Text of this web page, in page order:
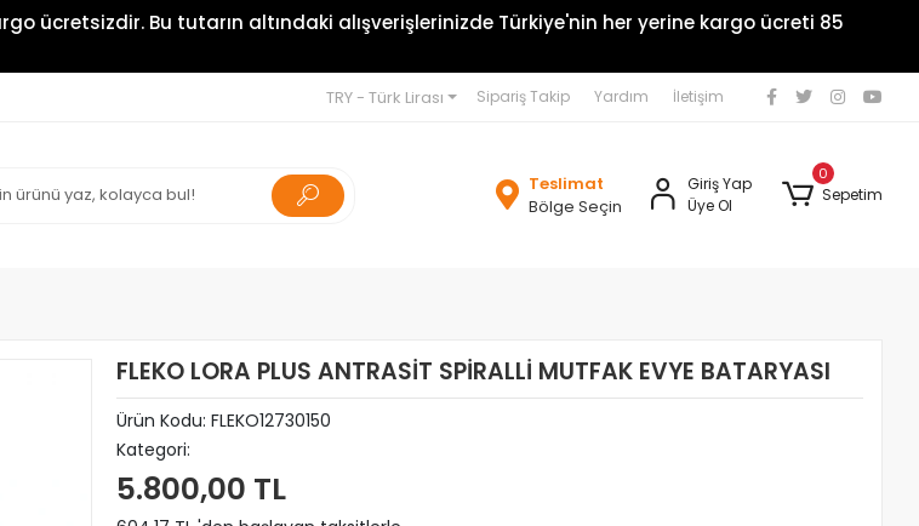
ücretsizdir. Bu tutarın altındaki alışverişlerinizde Türkiye'nin her yerine kargo ücreti 85
TRY - Türk Lirası Sipariş Takip Yardım İletişim
Teslimat
Bölge Seçin
Giriş Yap
Üye Ol
0
Sepetim
FLEKO LORA PLUS ANTRASİT SPİRALLİ MUTFAK EVYE BATARYASI
Ürün Kodu: FLEKO12730150
Kategori:
5.800,00 TL